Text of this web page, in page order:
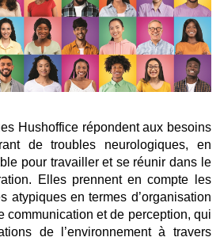
Hushoffice répondent aux besoins
de troubles neurologiques, en
pour travailler et se réunir dans le
Elles prennent en compte les
atypiques en termes d’organisation
communication et de perception, qui
de l’environnement à travers